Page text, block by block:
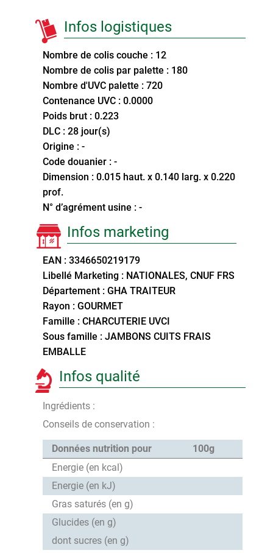
Infos logistiques
Nombre de colis couche : 12
Nombre de colis par palette : 180
Nombre d'UVC palette : 720
Contenance UVC : 0.0000
Poids brut : 0.223
DLC : 28 jour(s)
Origine : -
Code douanier : -
Dimension : 0.015 haut. x 0.140 larg. x 0.220
prof.
N° d’agrément usine : -
Infos marketing
EAN : 3346650219179
Libellé Marketing : NATIONALES, CNUF FRS
Département : GHA TRAITEUR
Rayon : GOURMET
Famille : CHARCUTERIE UVCI
Sous famille : JAMBONS CUITS FRAIS
EMBALLE
Infos qualité
Ingrédients :
Conseils de conservation :
Données nutrition pour
100g
Energie (en kcal)
Energie (en kJ)
Gras saturés (en g)
Glucides (en g)
dont sucres (en g)